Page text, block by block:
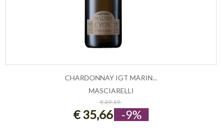
ESAURITO
CHARDONNAY IGT MARIN...
MASCIARELLI
€ 39,19
€ 35,66 -9%